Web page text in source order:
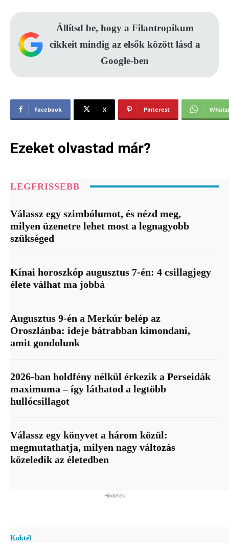
Állítsd be, hogy a Filantropikum
cikkeit mindig az elsők között lásd a
Google-ben
Facebook X Pinterest
Ezeket olvastad már?
LEGFRISSEBB
Válassz egy szimbólumot, és nézd meg,
milyen üzenetre lehet most a legnagyobb
szükséged
Kínai horoszkóp augusztus 7-én: 4 csillagjegy
élete válhat ma jobbá
Augusztus 9-én a Merkúr belép az
Oroszlánba: ideje bátrabban kimondani,
amit gondolunk
2026-ban holdfény nélkül érkezik a Perseidák
maximuma – így láthatod a legtöbb
hullócsillagot
Válassz egy könyvet a három közül:
megmutathatja, milyen nagy változás
közeledik az életedben
Hirdetés
Koktél